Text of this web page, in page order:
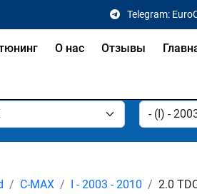
Telegram:
О нас Отзывы
C-MAX I - 2003 - 2010 2.0